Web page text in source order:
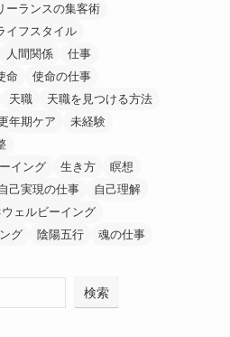
ーランスの集客術
イフスタイル
人間関係
仕事
命
使命の仕事
天職
天職を見つける方法
年期ケア
未経験
イング
生き方
瞑想
己実現の仕事
自己理解
ェルビーイング
グ
陰陽五行 魂の仕事
検索